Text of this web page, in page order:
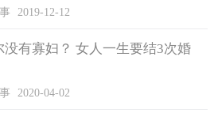
却有某些摄像发烧友许多人，见到
看上去好像真龙的图片，但这都是冰
龙凤凰并非真实的，可是世界各国出
2019-12-12
没有寡妇？ 女人一生要结3次婚
2020-04-02